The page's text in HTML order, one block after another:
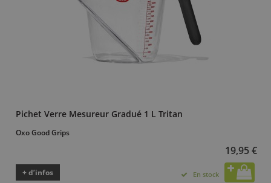
Pichet Verre Mesureur Gradué 1 L Tritan
Oxo Good Grips
19,95 €
+ d’infos En stock